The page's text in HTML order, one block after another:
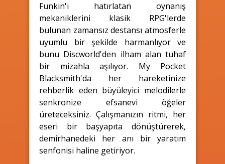
Funkin'i hatırlatan oynanış
mekaniklerini klasik RPG'lerde
bulunan zamansız destansı atmosferle
uyumlu bir şekilde harmanlıyor ve
bunu Discworld'den ilham alan tuhaf
bir mizahla aşılıyor. My Pocket
Blacksmith'da her hareketinize
rehberlik eden büyüleyici melodilerle
senkronize efsanevi öğeler
üreteceksiniz. Çalışmanızın ritmi, her
eseri bir başyapıta dönüştürerek,
demirhanedeki her anı bir yaratım
senfonisi haline getiriyor.